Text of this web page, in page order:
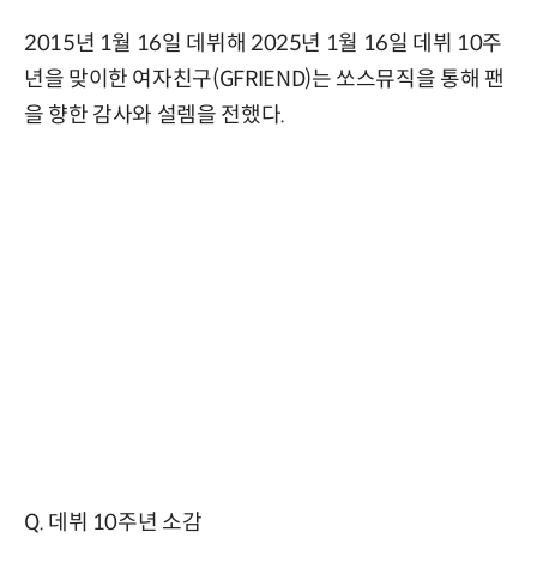
2015년 1월 16일 데뷔해 2025년 1월 16일 데뷔 10주
년을 맞이한 여자친구(GFRIEND)는 쏘스뮤직을 통해 팬
을 향한 감사와 설렘을 전했다.
Q. 데뷔 10주년 소감